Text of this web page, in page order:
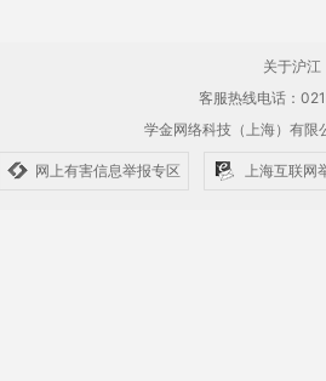
关于沪江
客服热线电话：
学金网络科技（上海）有
网上有害信息举报专区 上海互联网